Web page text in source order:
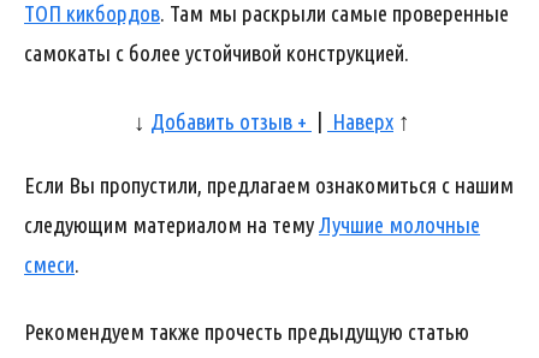
ТОП кикбордов. Там мы раскрыли самые проверенные
самокаты с более устойчивой конструкцией.
↓ Добавить отзыв + Наверх ↑
Если Вы пропустили, предлагаем ознакомиться с нашим
следующим материалом на темуЛучшие молочные
смеси.
Рекомендуем также прочесть предыдущую статью